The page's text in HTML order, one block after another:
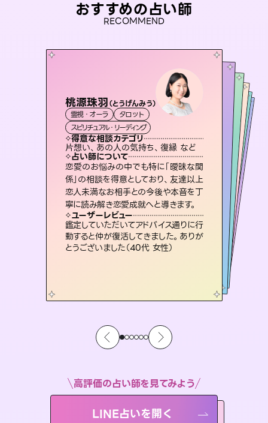
おすすめの占い師
RECOMMEND
桃源珠羽（とうげんみう）
霊視・オーラ
タロット
スピリチュアル・リーディング
得意な相談カテゴリ
片想い、あの人の気持ち、復縁 など
占い師について
恋愛のお悩みの中でも特に「曖昧な関
係」の相談を得意としており、友達以上
恋人未満なお相手との今後や本音を丁
寧に読み解き恋愛成就へと導きます。
ユーザーレビュー
鑑定していただいてアドバイス通りに行
動すると仲が復活してきました。ありが
とうございました（40代 女性）
アイリス -iris-
西洋占星術 タロット
ルーン
得意な相談カテゴリ
恋愛総合、片想い、二人の未来 など
占い師について
復縁、恋愛、不倫の行方、同性愛や片
思い、仕事関係や借金問題まで知りた
いことや心の負担になっていることを
紐解き、背中をそっと押して導きます。
ユーザーレビュー
安心感のあり、言い切ってくれる所や濁
さない鑑定のおかげで、毎回自分の気
持ちを整えられます（30代 男性）
セラピスト理恵
霊視・オーラ
スピリチュアル・リーディング
得意な相談カテゴリ
片想い、二人の未来、年の差 など
占い師について
連絡再開、復縁、成就などの報告実績
多数。セラピストとして2万超の施術経
験があるからこそできる鑑定で、より良
い未来をサポートします。
ユーザーレビュー
とても心温まる鑑定でした。しかもこち
らは何も言っていないのに視えていらっ
しゃるんだなと驚きです（30代女性）
おう 霊感オラクル
霊視・オーラ
オラクルカード
得意な相談カテゴリ
恋愛総合、あの人の気持ち など
占い師について
霊視×オラクルカードを使って「今」と「未来」そして「気になるあの人の気持ち」まで丁寧に読み解き、恋や人生のヒントを優しく引き出します。
ユーザーレビュー
不安な気持ちが嘘みたいに晴れまし
た…！よく視えていらっしゃるんだなと
感じました（40代 女性）
彗望（すいぼう
霊視・オーラ
スピリチュアル・リーディング
得意な相談カテゴリ
片想い、あの人の気持ち、復縁 など
占い師について
3,700年以上の歴史を持つ東洋最古の
占術「易占」で詳細まで占い、幸せへ向
かう道筋を示します。厳しい結果にも具
体的な対策をお伝えします。
ユーザーレビュー
複雑な背景もしっかり聞いて鑑定して
いただけました。気持ちが楽になりまし
た（50代 女性）
未来視師＊花
霊視・オーラ 心理学
スピリチュアル・リーディング
得意な相談カテゴリ
出逢い、片想い、復縁 など
占い師について
未来には何パターンもの選択肢があり
ます。不安で視えにくくなっているあな
たの素敵な未来を見つけ、その未来を
選択できるようアドバイスします。
ユーザーレビュー
職場の人の性質や人間関係、本心など
本当によく視えていてびっくり。対策が
打てて前向きになれます（40代）
高評価の占い師を見てみよう
LINE占いを開く